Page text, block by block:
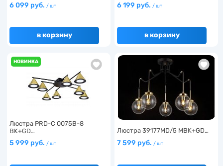
6 099 руб. / шт
в корзину
6 199 руб. / шт
в корзину
НОВИНКА
Люстра PRD-C 0075B-8
BK+GD…
5 999 руб. / шт
Люстра 39177MD/5 MBK+GD…
7 599 руб. / шт